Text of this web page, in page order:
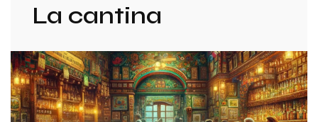
La cantina